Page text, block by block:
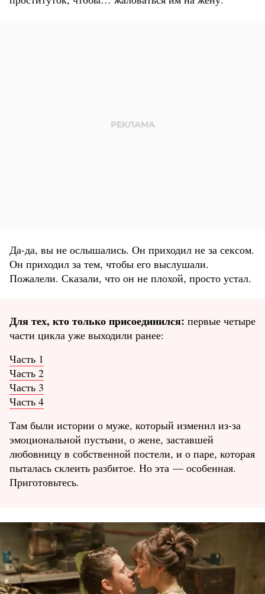
Да-да, вы не ослышались. Он приходил не за сексом.
Он приходил за тем, чтобы его выслушали.
Пожалели. Сказали, что он не плохой, просто устал.
Для тех, кто только присоединился: первые четыре
части цикла уже выходили ранее:
Часть 1
Часть 2
Часть 3
Часть 4
Там были истории о муже, который изменил из-за
эмоциональной пустыни, о жене, заставшей
любовницу в собственной постели, и о паре, которая
пыталась склеить разбитое. Но эта — особенная.
Приготовьтесь.